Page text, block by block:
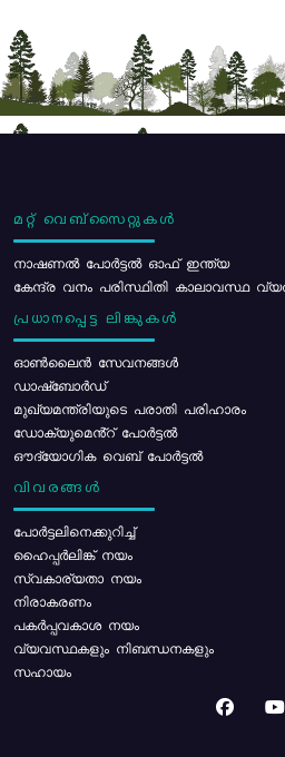
മറ്റ് വെബ്സൈറ്റുകൾ
നാഷണൽ പോർട്ടൽ ഓഫ് ഇന്ത്യ
കേന്ദ്ര വനം പരിസ്ഥിതി കാലാവസ്ഥ
പ്രധാനപ്പെട്ട ലിങ്കുകൾ
ഓൺലൈൻ സേവനങ്ങൾ
ഡാഷ്ബോർഡ്
മുഖ്യമന്ത്രിയുടെ പരാതി പരിഹാരം
ഡോക്യുമെൻ്റ് പോർട്ടൽ
ഔദ്യോഗിക വെബ് പോർട്ടൽ
വിവരങ്ങൾ
പോര്‍ട്ടലിനെക്കുറിച്ച്
ഹൈപ്പർലിങ്ക് നയം
സ്വകാര്യതാ നയം
നിരാകരണം
പകർപ്പവകാശ നയം
വ്യവസ്ഥകളും നിബന്ധനകളും
സഹായം